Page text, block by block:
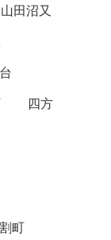
山田沼又
四方
町